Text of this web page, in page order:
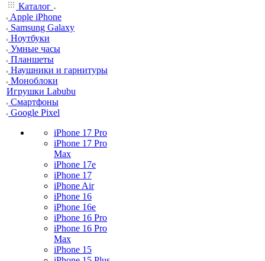
Каталог
Apple iPhone
Samsung Galaxy
Ноутбуки
Умные часы
Планшеты
Наушники и гарнитуры
Моноблоки
Игрушки Labubu
Смартфоны
Google Pixel
iPhone 17 Pro
iPhone 17 Pro
Max
iPhone 17e
iPhone 17
iPhone Air
iPhone 16
iPhone 16e
iPhone 16 Pro
iPhone 16 Pro
Max
iPhone 15